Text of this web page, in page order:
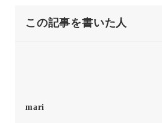
この記事を書いた人
mari